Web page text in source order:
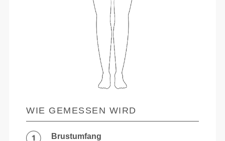
WIE GEMESSEN WIRD
Brustumfang